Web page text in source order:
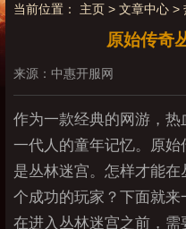
当前位置： 主页> 文章中心>
原始传奇
来源：中惠开服网
作为一款经典的网游，
一代人的童年记忆。原
是丛林迷宫。怎样才能
个成功的玩家？下面就来
在进入丛林迷宫之前，